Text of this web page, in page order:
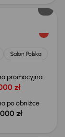
Salon Polska
promocyjna
zł
po obniżce
zł